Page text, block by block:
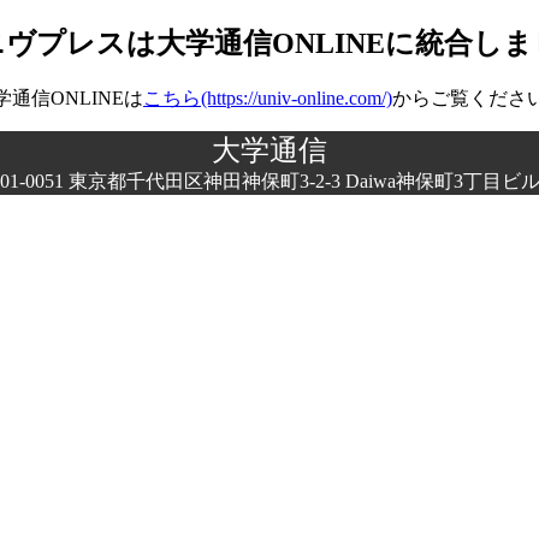
プレスは大学通信ONLINEに統合しま
通信ONLINEはこちら(https://univ-online.com/)からご覧くださ
大学通信
0051 東京都千代田区神田神保町3‐2‐3 Daiwa神保町3丁目ビ